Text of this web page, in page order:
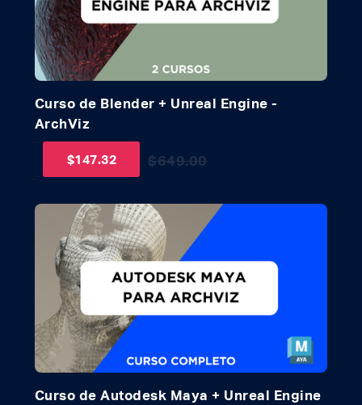
Curso de Blender + Unreal Engine -
ArchViz
$649.00
$147.32
Curso de Autodesk Maya + Unreal Engine